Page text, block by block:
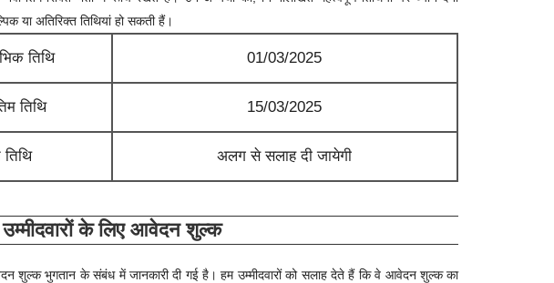
या अतिरिक्त तिथियां हो सकती हैं।
तिथि 01/03/2025
तिथि 15/03/2025
अलग से सलाह दी जायेगी
उम्मीदवारों के लिए आवेदन शुल्क
शुल्क भुगतान के संबंध में जानकारी दी गई है। हम उम्मीदवारों को सलाह देते हैं कि वे आवेदन शुल्क का